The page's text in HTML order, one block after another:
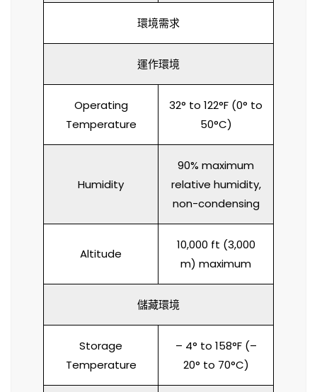
環境需求
運作環境
Operating
Temperature
32° to 122°F (0° to
50°C)
Humidity
90% maximum
relative humidity,
non-condensing
Altitude
10,000 ft (3,000
m) maximum
儲藏環境
Storage
Temperature
– 4° to 158°F (–
20° to 70°C)